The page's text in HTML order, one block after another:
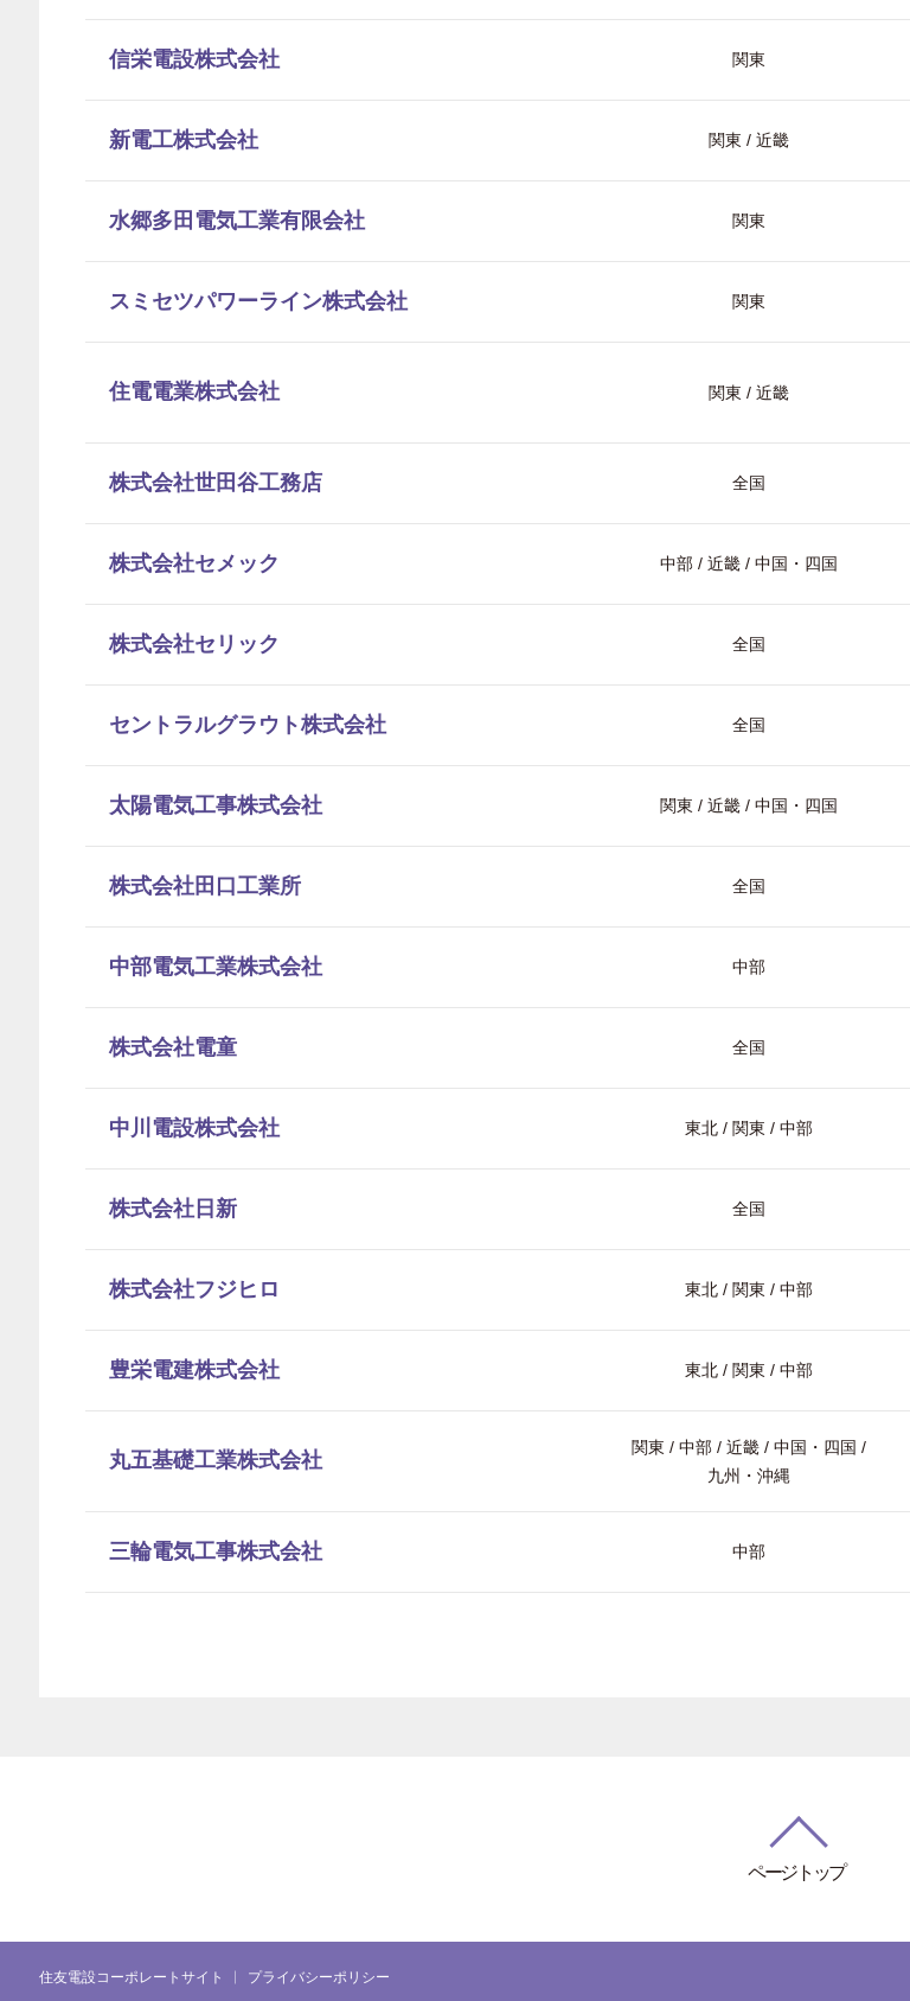
信栄電設株式会社 関東
新電工株式会社 関東 / 近畿
水郷多田電気工業有限会社 関東
スミセツパワーライン株式会社 関東
住電電業株式会社 関東 / 近畿
株式会社世田谷工務店 全国
株式会社セメック 中部 / 近畿 / 中国・四国
株式会社セリック 全国
セントラルグラウト株式会社 全国
太陽電気工事株式会社 関東 / 近畿 / 中国・四国
株式会社田口工業所 全国
中部電気工業株式会社 中部
株式会社電童 全国
中川電設株式会社 東北 / 関東 / 中部
株式会社日新 全国
株式会社フジヒロ 東北 / 関東 / 中部
豊栄電建株式会社 東北 / 関東 / 中部
丸五基礎工業株式会社
関東 / 中部 / 近畿 / 中国・四国 /
九州・沖縄
三輪電気工事株式会社 中部
ページトップ
住友電設コーポレートサイト プライバシーポリシー